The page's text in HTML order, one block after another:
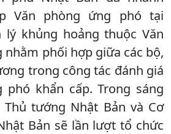
Văn phòng ứng phó tại
lý khủng hoảng thuộc Văn
phối hợp giữa các bộ,
trong công tác đánh giá
khẩn cấp. Trong sáng
Thủ tướng Nhật Bản và Cơ
Bản sẽ lần lượt tổ chức